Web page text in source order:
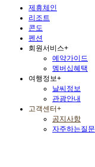
제휴체인
리조트
콘도
펜션
회원서비스+
예약가이드
멤버십혜택
여행정보+
날씨정보
관광안내
고객센터+
공지사항
자주하는질문